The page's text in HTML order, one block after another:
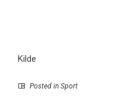
Kilde
Posted in Sport